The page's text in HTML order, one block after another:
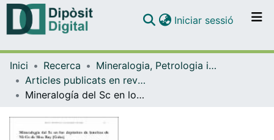
Navega per tot el DD
Com publicar
Iniciar sessió (current)
Inici Recerca
Mineralogia, Petrologia i Geologia Aplicada
Articles publicats en revistes (Mineralogia, Petrologia i Geologia Aplicada)
Mineralogía del Sc en los depósitos de lateritas de Ni-Co de Moa Bay (Cuba)